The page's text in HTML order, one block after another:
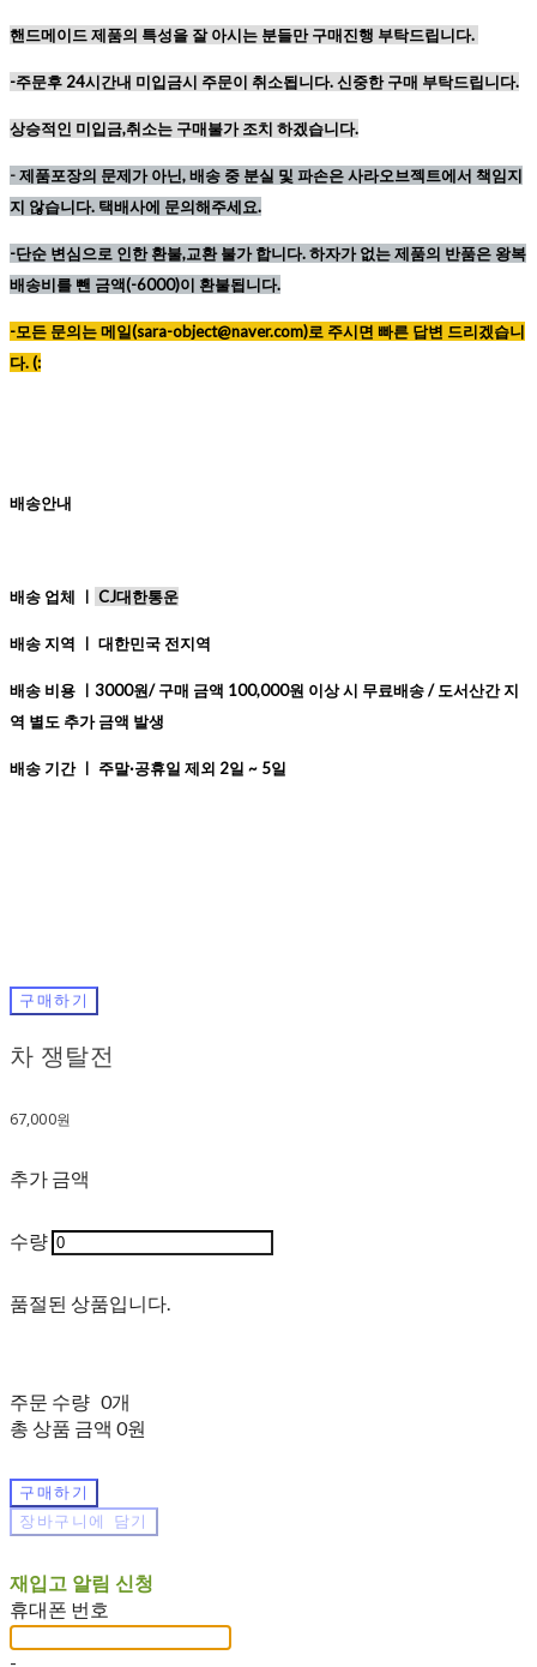
핸드메이드 제품의 특성을 잘 아시는 분들만 구매진행 부탁드립니다.
-주문후 24시간내 미입금시 주문이 취소됩니다. 신중한 구매 부탁드립니다.
상승적인 미입금,취소는 구매불가 조치 하겠습니다.
-제품포장의 문제가 아닌, 배송 중 분실 및 파손은 사라오브젝트에서 책임지
지 않습니다. 택배사에 문의해주세요.
-단순 변심으로 인한 환불,교환 불가 합니다. 하자가 없는 제품의 반품은 왕복
배송비를 뺀 금액(-6000)이 환불됩니다.
-모든 문의는 메일(sara-object@naver.com)로 주시면 빠른 답변 드리겠습니
다. (:
배송안내
배송 업체 ㅣ CJ대한통운
배송 지역 ㅣ 대한민국 전지역
배송 비용 ㅣ3000원/ 구매 금액 100,000원 이상 시 무료배송 / 도서산간 지
역 별도 추가 금액 발생
배송 기간 ㅣ 주말·공휴일 제외 2일 ~ 5일
구매하기
차 쟁탈전
67,000원
추가 금액
수량
품절된 상품입니다.
주문 수량 0개
총 상품 금액 0원
구매하기
장바구니에 담기
재입고 알림 신청
휴대폰 번호
-